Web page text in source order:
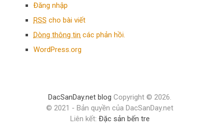
Đăng nhập
RSS cho bài viết
Dòng thông tin các phản hồi.
WordPress.org
DacSanDay.net blog Copyright © 2026.
© 2021 - Bản quyền của DacSanDay.net
Liên kết: Đặc sản bến tre